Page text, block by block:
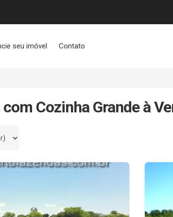
seu imóvel Contato
Cozinha Grande à